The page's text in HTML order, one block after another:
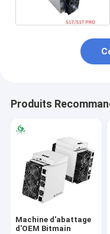
Produits
Machine d'abattage
d'OEM Bitmain